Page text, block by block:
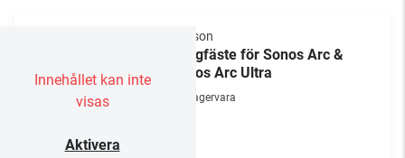
Innehållet kan inte
visas
Aktivera
Flexson
Väggfäste för Sonos Arc &
Sonos Arc Ultra
Lagervara